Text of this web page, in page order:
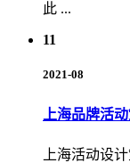
此 ...
11
2021-08
上海品牌活
上海活动设